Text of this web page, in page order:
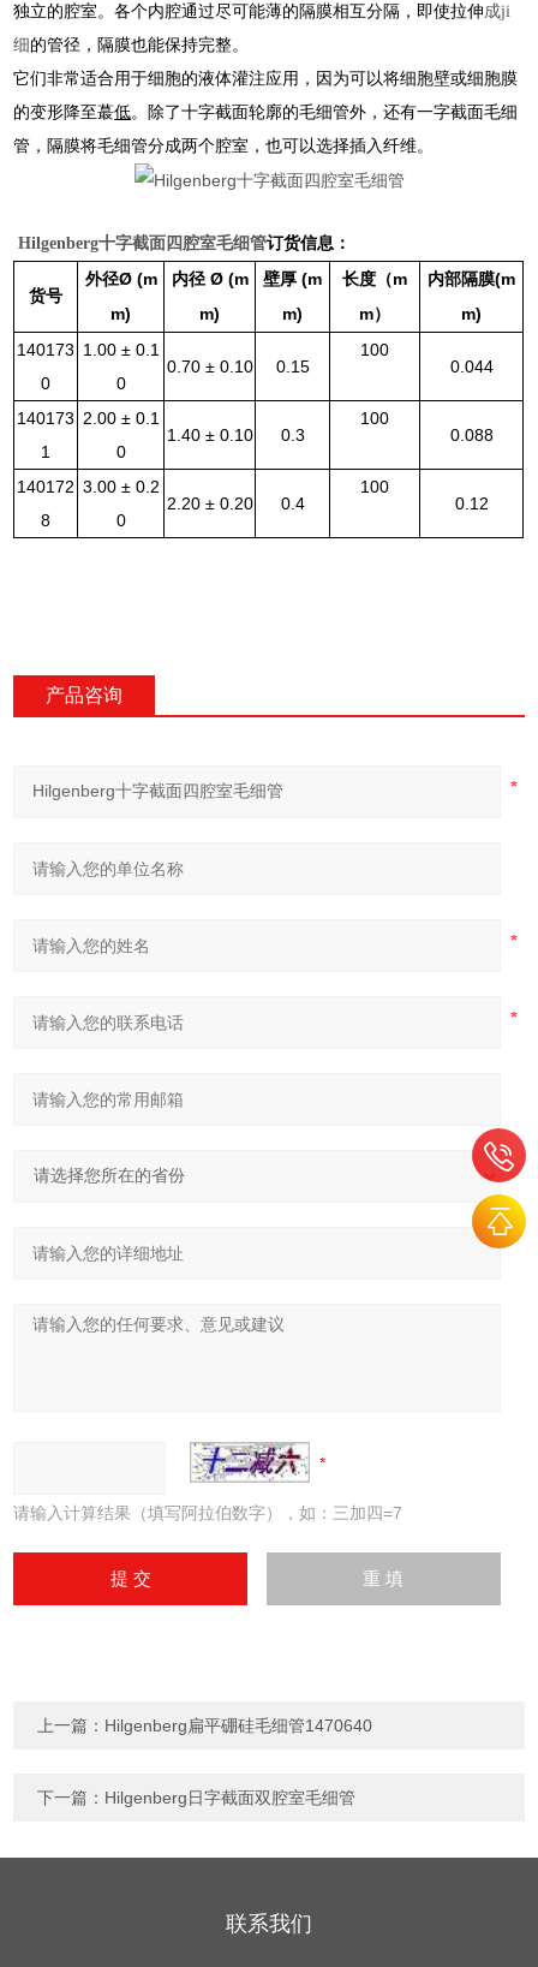
独立的腔室。各个内腔通过尽可能薄的隔膜相互分隔，即使拉伸成ji
细 的管径，隔膜也能保持完整。
它们非常适合用于细胞的液体灌注应用，因为可以将细胞壁或细胞膜
的变形降至蕞低。除了十字截面轮廓的毛细管外，还有一字截面毛细
管，隔膜将毛细管分成两个腔室，也可以选择插入纤维。
Hilgenberg十字截面四腔室毛细管订货信息：
货号
外径Ø (m
m)
内径Ø (m
m)
壁厚 (m
m)
长度（m
m）
内部隔膜(m
m)
140173
0
1.00 ± 0.1
0
0.70 ± 0.10 0.15
100
0.044
140173
1
2.00 ± 0.1
0
1.40 ± 0.10 0.3
100
0.088
140172
8
3.00 ± 0.2
0
2.20 ± 0.20 0.4
100
0.12
产品咨询
请输入计算结果（填写阿拉伯数字），如：三加四=7
上一篇： Hilgenberg扁平硼硅毛细管1470640
下一篇： Hilgenberg日字截面双腔室毛细管
联系我们